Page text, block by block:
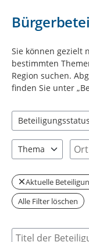
Sie können gezielt
bestimmten
Region suchen.
finden Sie unter
Beteiligungsstatus
Thema
Ort
Aktuelle
Alle Filter löschen
Suche nach